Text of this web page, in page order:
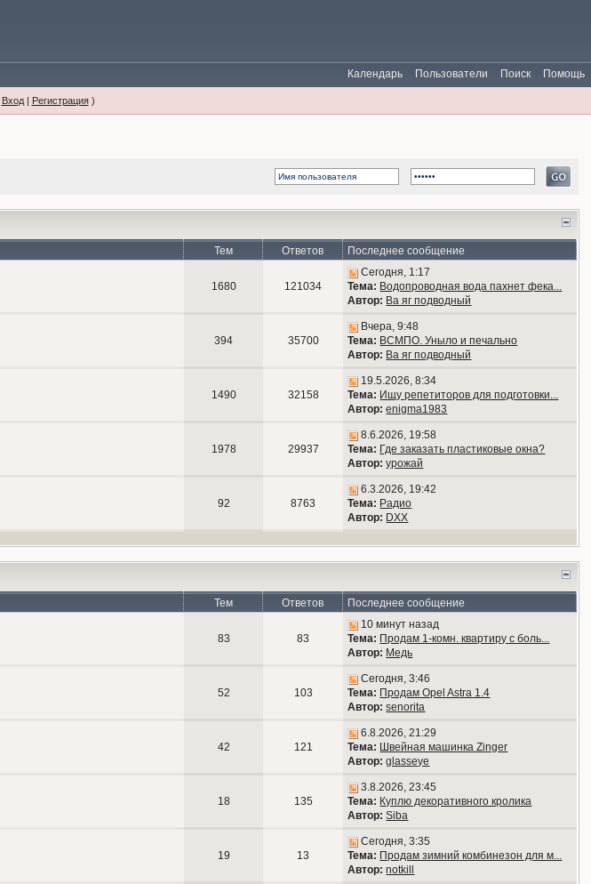
Помощь
Поиск
Пользователи
Календарь
Вход| Регистрация)
Тем Ответов Последнее сообщение
1680 121034
Сегодня, 1:17
Тема: Водопроводная вода пахнет фека...
Автор: Ва яг подводный
394 35700
Вчера, 9:48
Тема: ВСМПО. Уныло и печально
Автор: Ва яг подводный
1490 32158
19.5.2026, 8:34
Тема: Ищу репетиторов для подготовки...
Автор: enigma1983
1978 29937
8.6.2026, 19:58
Тема: Где заказать пластиковые окна?
Автор: урожай
92 8763
6.3.2026, 19:42
Тема: Радио
Автор: DXX
Тем Ответов
Последнее сообщение
83 83
10 минут назад
Тема: Продам 1-комн. квартиру с боль...
Автор: Медь
52 103
Сегодня, 3:46
Тема: Продам Opel Astra 1.4
Автор: senorita
42 121
6.8.2026, 21:29
Тема: Швейная машинка Zinger
Автор: glasseye
18 135
3.8.2026, 23:45
Тема: Куплю декоративного кролика
Автор: Siba
19 13
Сегодня, 3:35
Тема: Продам зимний комбинезон для м...
Автор: notkill